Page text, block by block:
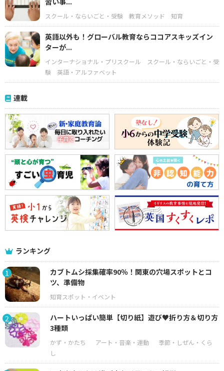
スクール・ならいごと・受験 教育メソッド 知育
英語以外も！グローバル教育ならココアスキッズイン
ターが...
インターナショナル・プリスクール
スクール・ならいごと・受
験
英語・アルファベット
連載
ランキング
1
カブトムシ採集確率90％！関東の穴場スポットとコ
ツ、準備物
2
ハートいっぱい簡単【切り紙】遊び♥折り方＆切り方
3種類